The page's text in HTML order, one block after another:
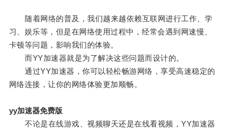
随着网络的普及，我们越来越依赖互联网进行工作、学
习、娱乐等，但是在网络使用过程中，经常会遇到网速慢、
卡顿等问题，影响我们的体验。
而YY加速器就是为了解决这些问题而设计的。
通过YY加速器，你可以轻松畅游网络，享受高速稳定的
网络连接，让你的网络体验更加顺畅。
yy加速器免费版
不论是在线游戏、视频聊天还是在线看视频，YY加速器